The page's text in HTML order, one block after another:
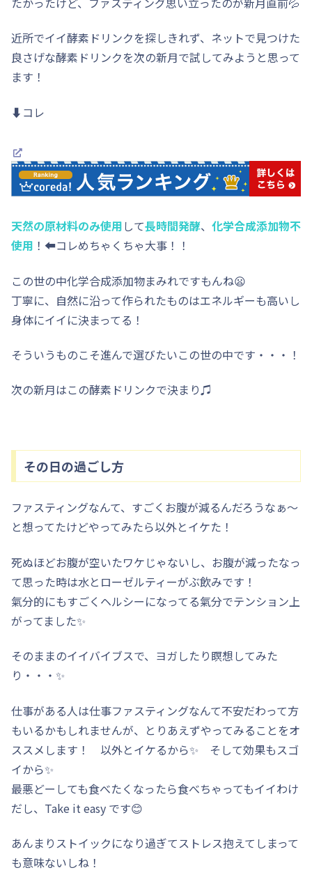
近所でイイ酵素ドリンクを探しきれず、ネットで見つけた
良さげな酵素ドリンクを次の新月で試してみようと思って
ます！
⬇️コレ
天然の原材料のみ使用 して長時間発酵、 化学合成添加物不
使用 ！⬅️コレめちゃくちゃ大事！！
この世の中化学合成添加物まみれですもんね😦
丁寧に、自然に沿って作られたものはエネルギーも高いし
身体にイイに決まってる！
そういうものこそ進んで選びたいこの世の中です・・・！
次の新月はこの酵素ドリンクで決まり♫
その日の過ごし方
ファスティングなんて、すごくお腹が減るんだろうなぁ〜
と想ってたけどやってみたら以外とイケた！
死ぬほどお腹が空いたワケじゃないし、お腹が減ったなっ
て思った時は水とローゼルティーがぶ飲みです！
氣分的にもすごくヘルシーになってる氣分でテンション上
がってました✨
そのままのイイバイブスで、ヨガしたり瞑想してみた
り・・・✨
仕事がある人は仕事ファスティングなんて不安だわって方
もいるかもしれませんが、とりあえずやってみることをオ
ススメします！ 以外とイケるから✨ そして効果もスゴ
イから✨
最悪どーしても食べたくなったら食べちゃってもイイわけ
だし、Take it easy です😊
あんまりストイックになり過ぎてストレス抱えてしまって
も意味ないしね！